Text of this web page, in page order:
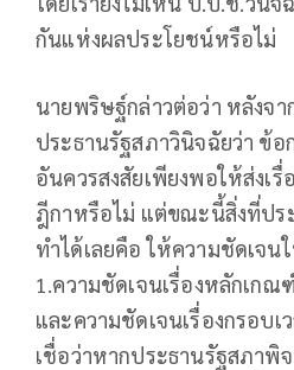
กันแห่งผลประโยชน์หรือไม่
นายพริษฐ์กล่าวต่อว่า หลังจ
ประธานรัฐสภาวินิจฉัยว่า ข้อ
อันควรสงสัยเพียงพอให้ส่งเ
ฎีกาหรือไม่ แต่ขณะนี้สิ่งที่ปร
ทำได้เลยคือ ให้ความชัดเจน
1.ความชัดเจนเรื่องหลักเก
และความชัดเจนเรื่องกรอบ
เชื่อว่าหากประธานรัฐสภาพิ